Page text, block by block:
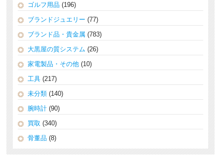
ゴルフ用品 (196)
ブランドジュエリー (77)
ブランド品・貴金属 (783)
大黒屋の質システム (26)
家電製品・その他 (10)
工具 (217)
未分類 (140)
腕時計 (90)
買取 (340)
骨董品 (8)